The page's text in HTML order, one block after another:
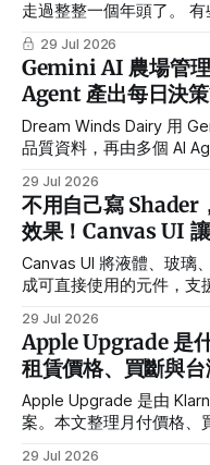
走過整整一個年頭了。 有些讀者可能發現，我們電子報裡蠻
常固定放一個篇幅，專門
用率，有些是在拆解使用
研究蠻重要的，就我自己
目前大多數人都是如何使
點或是挖掘提升的空間。 我們自己也填過不少類似的調查，
只是每次填完都覺得，
了。問的不外乎是你用哪
升。其實看久都會有種麻
Google Form 裡，久了就有點懶得
慣調查，我們想做的，是
認真想過一遍才作答的
同事，其實是靠 AI 做出
你覺得自己用 AI
29 Jul 2026
Gemini AI 農場管
Agent 產出每日決策
Dream Winds Dairy 用
品質資料，再由多個 AI
29 Jul 2026
不用自己寫 Shader
效果！Canvas UI
Canvas UI 將液體、玻璃
成可直接使用的元件，支
29 Jul 2026
Apple Upgrade 是
租賃價格、買斷與
Apple Upgrade 是由
案。本文整理月付價格、
29 Jul 2026